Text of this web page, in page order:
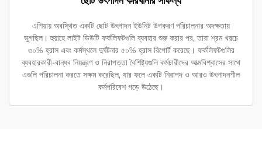
এশিয়ায় অবস্থিত একটি ছোট উৎপাদন ইউনিট উপকরণ পরিচালনার অদক্ষতায়
ভুগছিল। হুয়াহে লাইট ডিউটি ফর্কলিফটগুলি ব্যবহার শুরু করার পর, তারা শ্রম খরচে
৩০% হ্রাস এবং কর্মস্থলে দুর্ঘটনার ৫০% হ্রাস রিপোর্ট করেছে। ফর্কলিফটগুলির
ব্যবহারকারী-বান্ধব নিয়ন্ত্রণ ও নিরাপত্তা বৈশিষ্ট্যগুলি কর্মচারীদের আত্মবিশ্বাসের সাথে
এগুলি পরিচালনা করতে সক্ষম করেছিল, যার ফলে একটি নিরাপদ ও আরও উৎপাদনশীল
কর্মপরিবেশ গড়ে উঠেছে।